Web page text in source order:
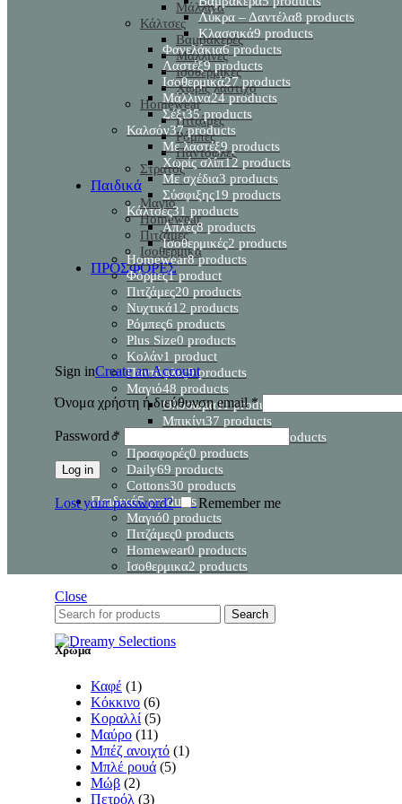
Μάλλινα
Κάλτσες
Βαμβακερές
Μάλλινες
Ισοθερμικές
Χωρίς λάστιχο
Homewear
Πιτζάμες
Ρόμπες
Παντόφλες
Στρατός
Παιδικά
Μαγιό
Homewear
Πιτζάμες
Ισοθερμικα
ΠΡΟΣΦΟΡΕΣ
Sign inCreate an Account
Όνομα χρήστη ή διεύθυνση email*
Password*
Log in
Lost your password? Remember me
Λύκρα – Δαντέλα8 products
Κλασσικά9 products
Φανελάκια6 products
Λαστέξ9 products
Ισοθερμικά27 products
Μάλλινα24 products
Σέξι35 products
Καλσόν37 products
Με λαστέξ9 products
Χωρίς σλίπ12 products
Με σχέδια3 products
Σύσφιξης19 products
Κάλτσες31 products
Απλές8 products
Ισοθερμικές2 products
Homewear8 products
Φόρμες1 product
Πιτζάμες20 products
Νυχτικά12 products
Ρόμπες6 products
Plus Size0 products
Κολάν1 product
Παντόφλες9 products
Μαγιό48 products
Ολόσωμα11 products
Μπικίνι37 products
9 products
Προσφορές0 products
Daily69 products
Cottons30 products
Παιδικά5 products
Μαγιό0 products
Πιτζάμες0 products
Homewear0 products
Ισοθερμικα2 products
Close
Search
Χρώμα
Καφέ (1)
Κόκκινο (6)
Κοραλλί (5)
Μαύρο (11)
Μπέζ ανοιχτό (1)
Μπλέ ρουά (5)
Μώβ (2)
Πετρόλ (3)